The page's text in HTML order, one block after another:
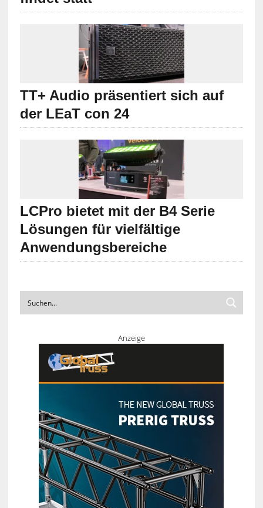
TT+ Audio präsentiert sich auf
der LEaT con 24
LCPro bietet mit der B4 Serie
Lösungen für vielfältige
Anwendungsbereiche
Anzeige